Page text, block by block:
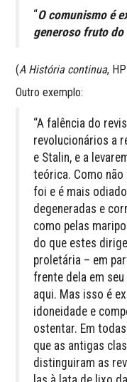
“O comunismo é
generoso fruto
(A História continua,
Outro exemplo:
“A falência do
revolucionários a
e Stalin, e a
teórica. Como não
foi e é mais
dege­neradas e
como pelas
do que estes
proletária – em
frente dela em
aqui. Mas isso é
idoneidade e
ostentar. Em
que as antigas
distinguiram as